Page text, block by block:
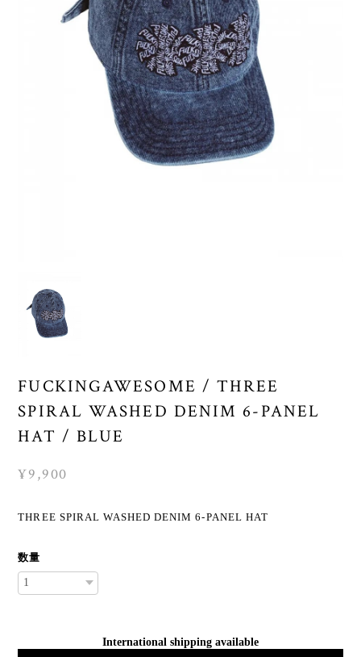
FUCKINGAWESOME / THREE
SPIRAL WASHED DENIM 6-PANEL
HAT / BLUE
¥9,900
THREE SPIRAL WASHED DENIM 6-PANEL HAT
数量
International shipping available